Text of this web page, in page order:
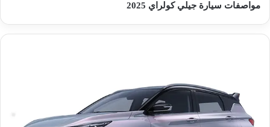
مواصفات سيارة جيلي كولراي 2025